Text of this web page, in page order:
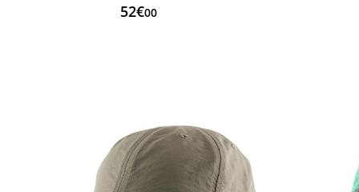
52€00